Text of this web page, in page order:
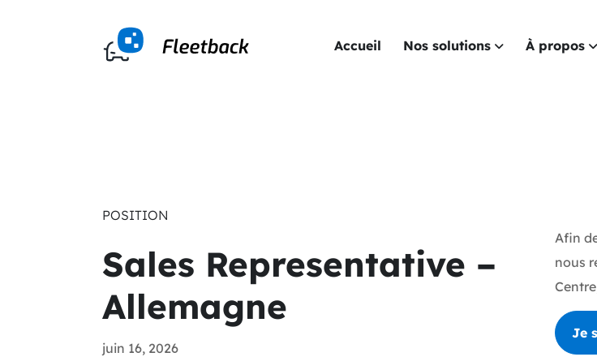
Accueil Nos solutions À propos
POSITION
Sales Representative –
Allemagne
juin 16, 2026
Afin
nous
Je